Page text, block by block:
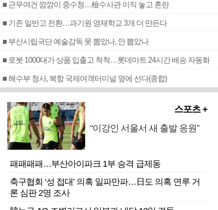
■ 근무여건 깜깜이 중수청…檢수사관 이직 놓고 혼란
■ 기존 일반고 전환…과기원 영재학교 3개 더 만든다
■ 부산시립극단 예술감독 못 뽑았나, 안 뽑았나
■ 로봇 1000대가 상품 입출고 척척…롯데마트 24시간 배송 자동화
■ 해수부 청사, 북항 국제여객터미널 옆에 선다(종합)
스포츠 +
“이강인 서울서 새 출발 응원”
패패패패…부산아이파크 1부 승격 급제동
축구협회 ‘성 접대’ 의혹 일파만파…日도 의혹 연루 거
론 심판 2명 조사